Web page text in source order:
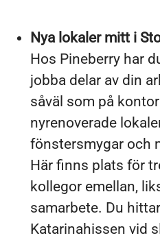
Nya lokaler mitt i
Hos Pineberry har
jobba delar av din
såväl som på
nyrenoverade
fönstersmygar och
Här finns plats för
kollegor emellan,
samarbete. Du
Katarinahissen vid